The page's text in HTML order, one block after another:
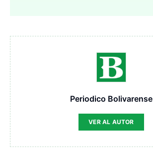
Periodico Bolivarense
VER AL AUTOR